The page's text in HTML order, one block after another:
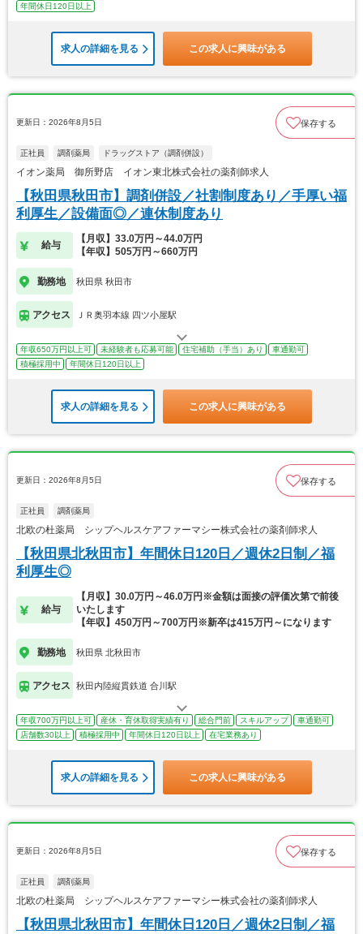
年間休日120日以上
求人の詳細を見る この求人に興味がある
更新日：2026年8月5日 保存する
正社員 調剤薬局 ドラッグストア（調剤併設）
イオン薬局 御所野店 イオン東北株式会社の薬剤師求人
【秋田県秋田市】調剤併設／社割制度あり／手厚い福
利厚生／設備面◎／連休制度あり
給与
【月収】33.0万円～44.0万円
【年収】505万円～660万円
勤務地 秋田県 秋田市
アクセス ＪＲ奥羽本線 四ツ小屋駅
年収650万円以上可 未経験者も応募可能 住宅補助（手当）あり
車通勤可
積極採用中
年間休日120日以上
求人の詳細を見る この求人に興味がある
更新日：2026年8月5日 保存する
正社員 調剤薬局
北欧の杜薬局 シップヘルスケアファーマシー株式会社の薬剤師求人
【秋田県北秋田市】年間休日120日／週休2日制／福
利厚生◎
給与
【月収】30.0万円～46.0万円※金額は面接の評価次第で前後
いたします
【年収】450万円～700万円※新卒は415万円～になります
勤務地 秋田県 北秋田市
アクセス 秋田内陸縦貫鉄道 合川駅
年収700万円以上可 産休・育休取得実績有り 総合門前 スキルアップ
車通勤可
店舗数30以上
積極採用中 年間休日120日以上 在宅業務あり
求人の詳細を見る この求人に興味がある
更新日：2026年8月5日 保存する
正社員 調剤薬局
北欧の杜薬局 シップヘルスケアファーマシー株式会社の薬剤師求人
【秋田県北秋田市】年間休日120日／週休2日制／福